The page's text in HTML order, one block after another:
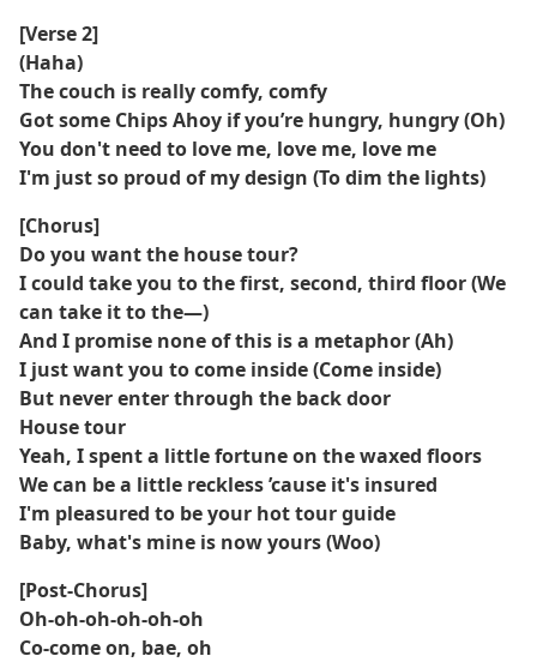
[Verse 2]
(Haha)
The couch is really comfy, comfy
Got some Chips Ahoy if you’re hungry, hungry (Oh)
You don't need to love me, love me, lovе me
I'm just so proud of my design (To dim the lights)
[Chorus]
Do you want thе house tour?
I could take you to the first, second, third floor (We
can take it to the—)
And I promise none of this is a metaphor (Ah)
I just want you to come inside (Come inside)
But never enter through the back door
House tour
Yeah, I spent a little fortune on the waxed floors
We can be a little reckless ’cause it's insured
I'm pleasured to be your hot tour guide
Baby, what's mine is now yours (Woo)
[Post-Chorus]
Oh-oh-oh-oh-oh-oh
Co-come on, bae, oh